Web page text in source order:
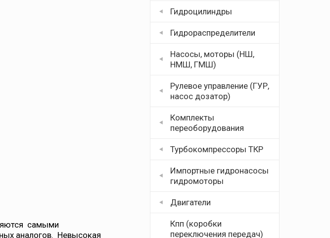
Гидроцилиндры
Гидрораспределители
Насосы, моторы (НШ,
НМШ, ГМШ)
Рулевое управление (ГУР,
насос дозатор)
Комплекты
переоборудования
Турбокомпрессоры ТКР
Импортные гидронасосы
гидромоторы
Двигатели
Кпп (коробки
переключения передач)
самыми
аналогов. Невысокая